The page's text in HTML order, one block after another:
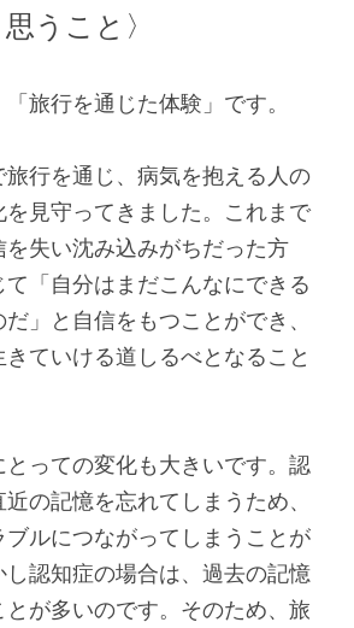
うこと〉
旅行を通じた体験」です。
行を通じ、病気を抱える人の
見守ってきました。これまで
失い沈み込みがちだった方
「自分はまだこんなにできる
」と自信をもつことができ、
ていける道しるべとなること
とっての変化も大きいです。認
の記憶を忘れてしまうため、
ルにつながってしまうことが
認知症の場合は、過去の記憶
が多いのです。そのため、旅